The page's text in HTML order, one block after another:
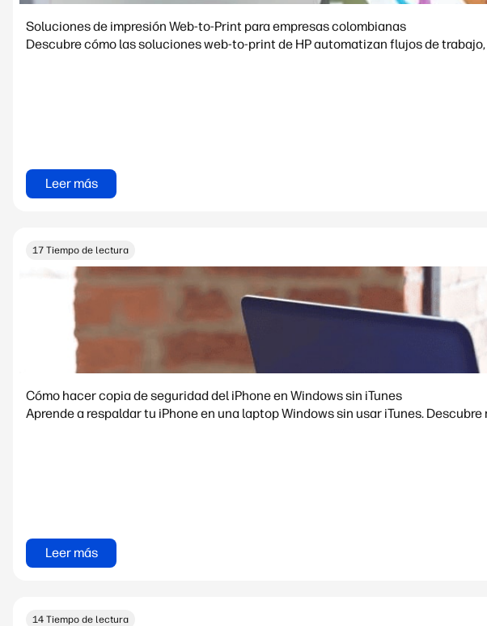
Soluciones de impresión Web-to-Print para empresas colombianas
Descubre cómo las soluciones web-to-print de HP automatizan flujos de
Leer más
17 Tiempo de lectura
Cómo hacer copia de seguridad del iPhone en Windows sin iTunes
Aprende a respaldar tu iPhone en una laptop Windows sin usar iTunes.
Leer más
14 Tiempo de lectura